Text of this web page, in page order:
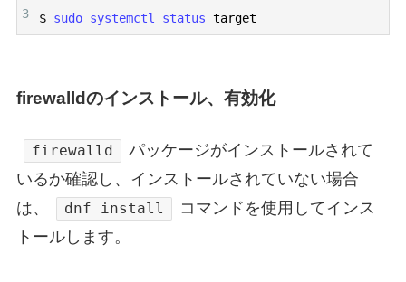
3
$ sudo systemctl status target
firewalldのインストール、有効化
firewalld
パッケージがインストールされて
いるか確認し、インストールされていない場合
は、
dnf install
コマンドを使用してインス
トールします。